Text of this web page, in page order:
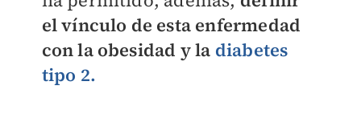
el vínculo de esta enfermedad
con la obesidad y la diabetes
tipo 2.